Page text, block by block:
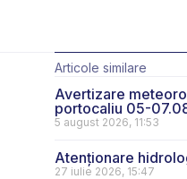
Articole similare
Avertizare
portocaliu 05-
5 august 2026, 11:53
Atenționare
27 iulie 2026, 15:47